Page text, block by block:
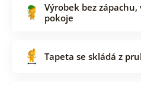
Výrobek bez
pokoje
Tapeta se skládá z